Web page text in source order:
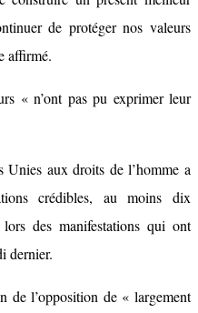
de protéger nos valeurs
affirmé.
« n’ont pas pu exprimer leur
aux droits de l’homme a
crédibles, au moins dix
des manifestations qui ont
dernier.
de l’opposition de « largement